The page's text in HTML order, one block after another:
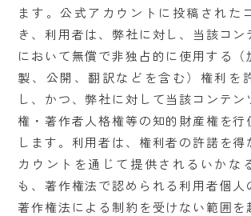
ます。公式アカウントに投稿された
き、利用者は、弊社に対し、当該コン
において無償で非独占的に使用する（
製、公開、翻訳などを含む）権利を
し、かつ、弊社に対して当該コンテ
権・著作者人格権等の知的財産権を行
します。利用者は、権利者の許諾を得
カウントを通じて提供されるいかな
も、著作権法で認められる利用者個人
著作権法による制約を受けない範囲を